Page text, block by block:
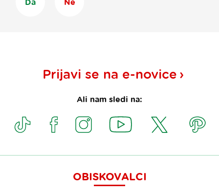
Prijavi se na e-novice
Ali nam sledi na:
OBISKOVALCI